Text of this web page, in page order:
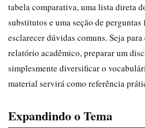
tabela comparativa, uma lista direta
substitutos e uma seção de perguntas
esclarecer dúvidas comuns. Seja para
relatório acadêmico, preparar um
simplesmente diversificar o
material servirá como referência
Expandindo o Tema